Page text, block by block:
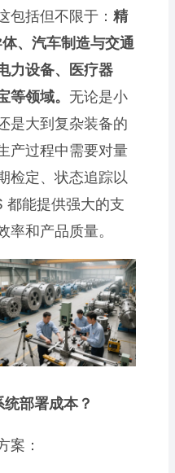
包括但不限于：精
、汽车制造与交通
力设备、医疗器
领域。 无论是小
是大到复杂装备的
产过程中需要对量
检定、状态追踪以
都能提供强大的支
和产品质量。
部署成本？
案：